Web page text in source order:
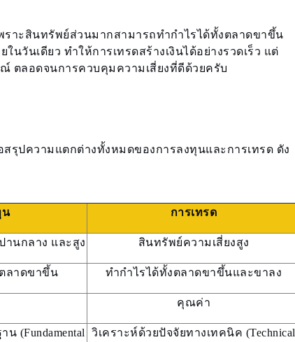
ราะสินทรัพย์ส่วนมากสามารถทำกำไรได้ทั้งตลาดขาขึ้น
วันเดียว ทำให้การเทรดสร้างเงินได้อย่างรวดเร็ว แต่
ตลอดจนการควบคุมความเสี่ยงที่ดีด้วยครับ
รุปความแตกต่างทั้งหมดของการลงทุนและการเทรด ดัง
น การเทรด
านกลาง และสูง สินทรัพย์ความเสี่ยงสูง
ลาดขาขึ้น ทำกำไรได้ทั้งตลาดขาขึ้นและขาลง
คุณค่า
(Fundamental
วิเคราะห์ด้วยปัจจัยทางเทคนิค (Technical